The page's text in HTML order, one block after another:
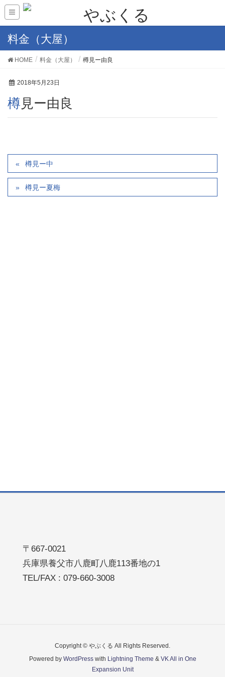
料金（大屋）
HOME 料金（大屋） 樽見ー由良
2018年5月23日
樽見ー由良
樽見ー中
樽見ー夏梅
〒667-0021
兵庫県養父市八鹿町八鹿113番地の1
TEL/FAX : 079-660-3008
Copyright © やぶくる All Rights Reserved.
Powered by WordPresswith Lightning Theme & VK All in One
Expansion Unit